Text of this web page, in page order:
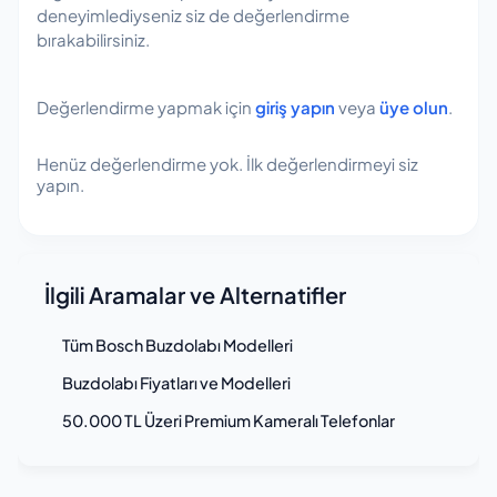
deneyimlediyseniz siz de değerlendirme
bırakabilirsiniz.
Değerlendirme yapmak için giriş yapın veya üye olun.
Henüz değerlendirme yok. İlk değerlendirmeyi siz
yapın.
İlgili Aramalar ve Alternatifler
Tüm Bosch Buzdolabı Modelleri
Buzdolabı Fiyatları ve Modelleri
50.000 TL Üzeri Premium Kameralı Telefonlar